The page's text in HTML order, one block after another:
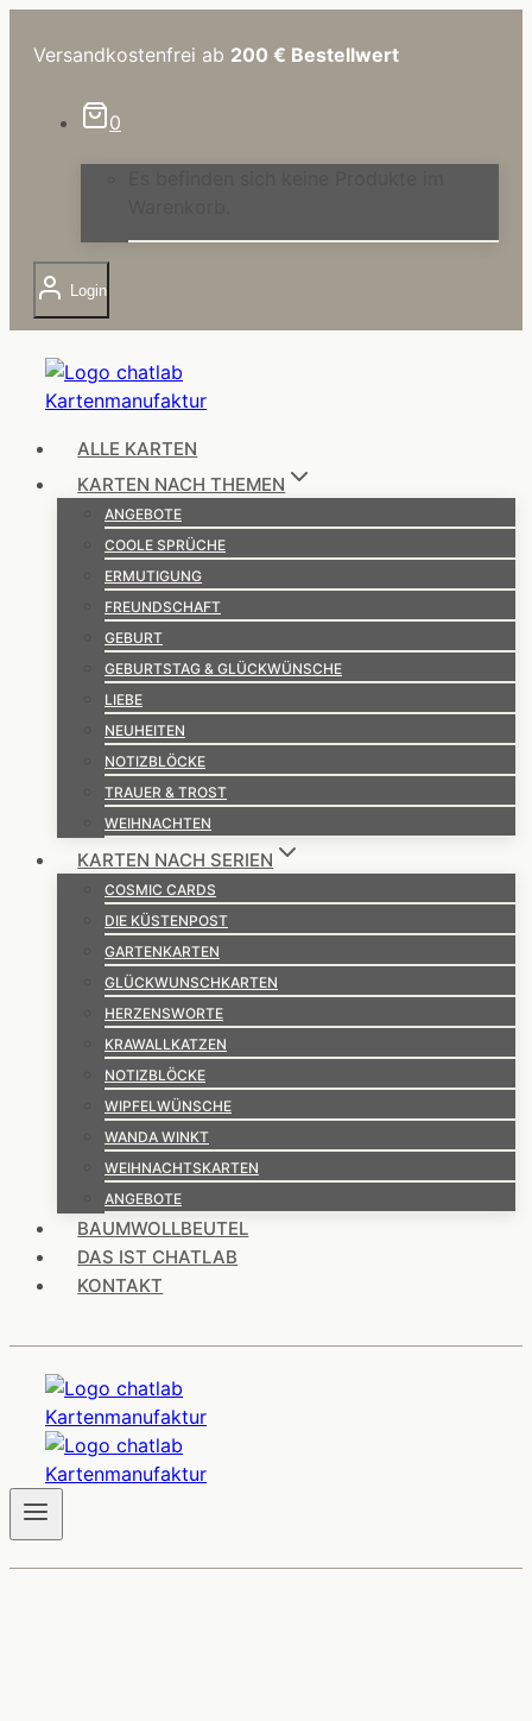
Inhalt
Versandkostenfrei ab 200 € Bestellwert
0
Login
ALLE KARTEN
KARTEN NACH THEMEN
ANGEBOTE
COOLE SPRÜCHE
ERMUTIGUNG
FREUNDSCHAFT
GEBURT
GEBURTSTAG & GLÜCKWÜNSCHE
LIEBE
NEUHEITEN
NOTIZBLÖCKE
TRAUER & TROST
WEIHNACHTEN
KARTEN NACH SERIEN
COSMIC CARDS
DIE KÜSTENPOST
GARTENKARTEN
GLÜCKWUNSCHKARTEN
HERZENSWORTE
KRAWALLKATZEN
NOTIZBLÖCKE
WIPFELWÜNSCHE
WANDA WINKT
WEIHNACHTSKARTEN
ANGEBOTE
BAUMWOLLBEUTEL
DAS IST CHATLAB
KONTAKT